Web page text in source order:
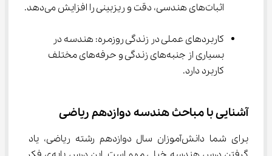
اثبات‌های هندسی، دقت و ریزبینی را افزایش می‌دهد.
کاربردهای عملی در زندگی روزمره: هندسه در
بسیاری از جنبه‌های زندگی و حرفه‌های مختلف
کاربرد دارد.
آشنایی با مباحث هندسه دوازدهم ریاضی
برای شما دانش‌آموزان سال دوازدهم رشته ریاضی، یاد